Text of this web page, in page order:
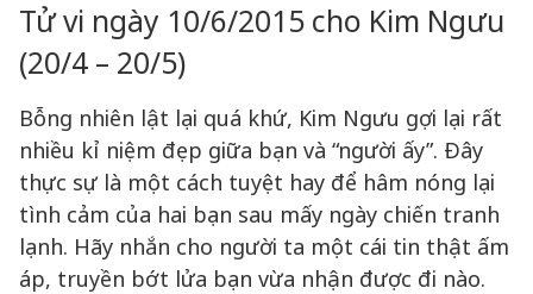
Tử vi ngày 10/6/2015 cho Kim Ngưu
(20/4 – 20/5)
Bỗng nhiên lật lại quá khứ, Kim Ngưu gợi lại rất
nhiều kỉ niệm đẹp giữa bạn và “người ấy”. Đây
thực sự là một cách tuyệt hay để hâm nóng lại
tình cảm của hai bạn sau mấy ngày chiến tranh
lạnh. Hãy nhắn cho người ta một cái tin thật ấm
áp, truyền bớt lửa bạn vừa nhận được đi nào.